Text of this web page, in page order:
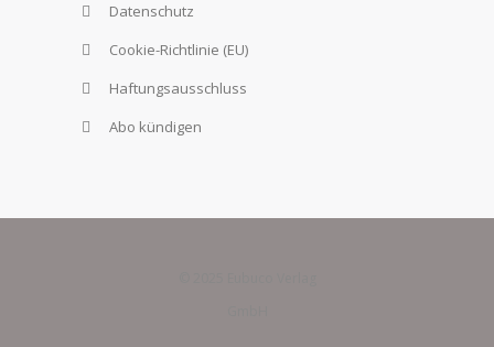
Datenschutz
Cookie-Richtlinie (EU)
Haftungsausschluss
Abo kündigen